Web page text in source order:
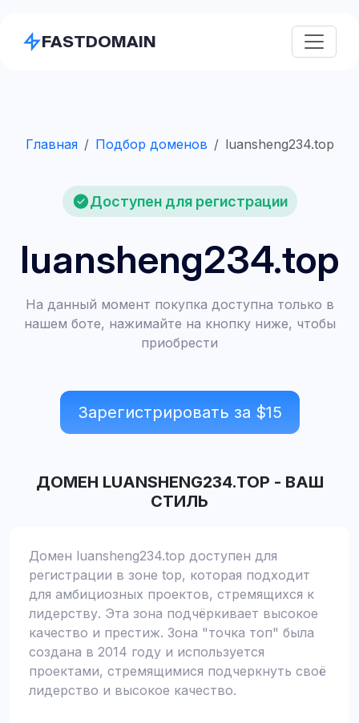
FASTDOMAIN
Главная Подбор доменов luansheng234.top
Доступен для регистрации
luansheng234.top
На данный момент покупка доступна только в
нашем боте, нажимайте на кнопку ниже, чтобы
приобрести
Зарегистрировать за $15
ДОМЕН LUANSHENG234.TOP - ВАШ
СТИЛЬ
Домен luansheng234.top доступен для
регистрации в зоне top, которая подходит
для амбициозных проектов, стремящихся к
лидерству. Эта зона подчёркивает высокое
качество и престиж. Зона "точка топ" была
создана в 2014 году и используется
проектами, стремящимися подчеркнуть своё
лидерство и высокое качество.